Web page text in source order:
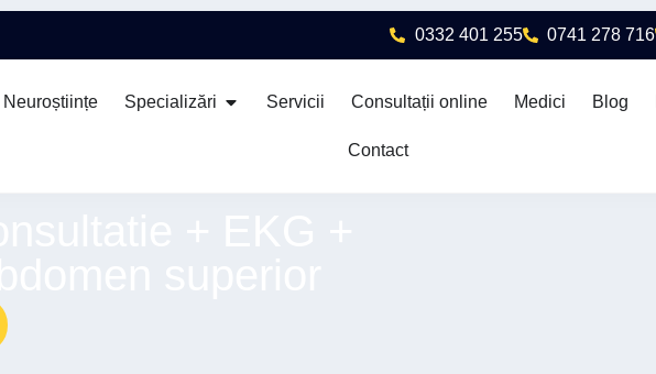
0332 401 255 0741 278 716
Neuroștiințe Specializări Servicii Consultații online Medici Blog
Contact